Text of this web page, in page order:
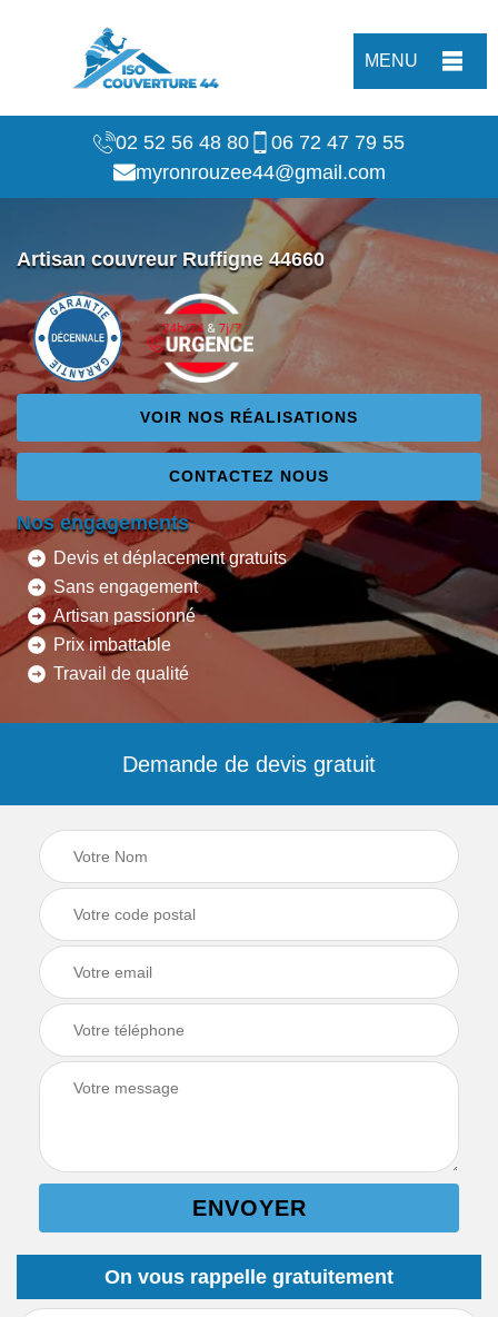
MENU
02 52 56 48 80
06 72 47 79 55
myronrouzee44@gmail.com
Artisan couvreur Ruffigne 44660
VOIR NOS RÉALISATIONS
CONTACTEZ NOUS
Nos engagements
Devis et déplacement gratuits
Sans engagement
Artisan passionné
Prix imbattable
Travail de qualité
Demande de devis gratuit
On vous rappelle gratuitement